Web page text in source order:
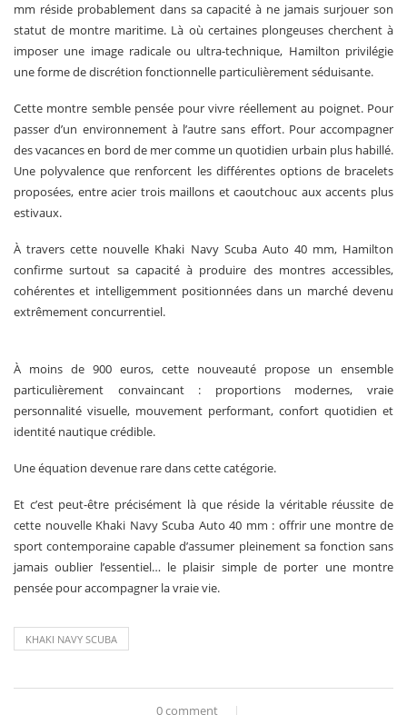
mm réside probablement dans sa capacité à ne jamais surjouer son
statut de montre maritime. Là où certaines plongeuses cherchent à
imposer une image radicale ou ultra-technique, Hamilton privilégie
une forme de discrétion fonctionnelle particulièrement séduisante.
Cette montre semble pensée pour vivre réellement au poignet. Pour
passer d’un environnement à l’autre sans effort. Pour accompagner
des vacances en bord de mer comme un quotidien urbain plus habillé.
Une polyvalence que renforcent les différentes options de bracelets
proposées, entre acier trois maillons et caoutchouc aux accents plus
estivaux.
À travers cette nouvelle Khaki Navy Scuba Auto 40 mm, Hamilton
confirme surtout sa capacité à produire des montres accessibles,
cohérentes et intelligemment positionnées dans un marché devenu
extrêmement concurrentiel.
À moins de 900 euros, cette nouveauté propose un ensemble
particulièrement convaincant : proportions modernes, vraie
personnalité visuelle, mouvement performant, confort quotidien et
identité nautique crédible.
Une équation devenue rare dans cette catégorie.
Et c’est peut-être précisément là que réside la véritable réussite de
cette nouvelle Khaki Navy Scuba Auto 40 mm : offrir une montre de
sport contemporaine capable d’assumer pleinement sa fonction sans
jamais oublier l’essentiel… le plaisir simple de porter une montre
pensée pour accompagner la vraie vie.
KHAKI NAVY SCUBA
0 comment